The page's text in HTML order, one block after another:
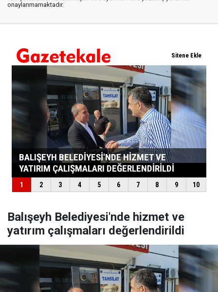
onaylanmamaktadır.
Balışeyh Belediyesi'nde hizmet ve
yatırım çalışmaları değerlendirildi